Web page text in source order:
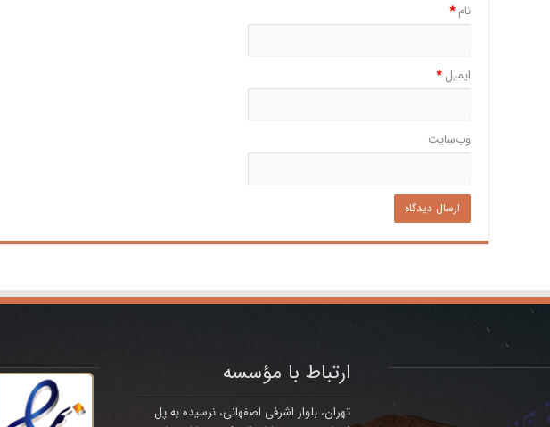
نام*
ایمیل*
وب‌سایت
ارتباط با مؤسسه
تهران، بلوار اشرفی اصفهانی، نرسیده به پل